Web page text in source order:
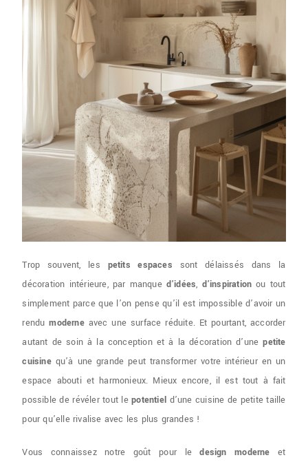
Trop souvent, les petits espaces sont délaissés dans la
décoration intérieure, par manque d’idées, d’inspiration ou tout
simplement parce que l’on pense qu’il est impossible d’avoir un
rendumoderneavec une surface réduite. Et pourtant, accorder
autant de soin à la conception et à la décoration d’unepetite
cuisinequ’à une grande peut transformer votre intérieur en un
espace abouti et harmonieux. Mieux encore, il est tout à fait
possible de révéler tout lepotentiel d’une cuisine de petite taille
pour qu’elle rivalise avec les plus grandes !
Vous connaissez notre goût pour ledesign moderne et